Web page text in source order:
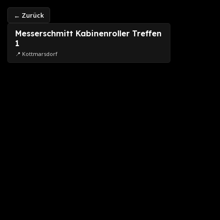
← Zurück
Messerschmitt Kabinenroller Treffen
1
📍 Kottmarsdorf